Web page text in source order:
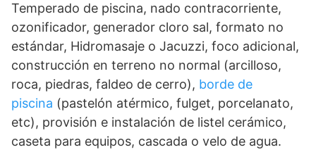
Temperado de piscina, nado contracorriente,
ozonificador, generador cloro sal, formato no
estándar, Hidromasaje o Jacuzzi, foco adicional,
construcción en terreno no normal (arcilloso,
roca, piedras, faldeo de cerro), borde de
piscina (pastelón atérmico, fulget, porcelanato,
etc), provisión e instalación de listel cerámico,
caseta para equipos, cascada o velo de agua.